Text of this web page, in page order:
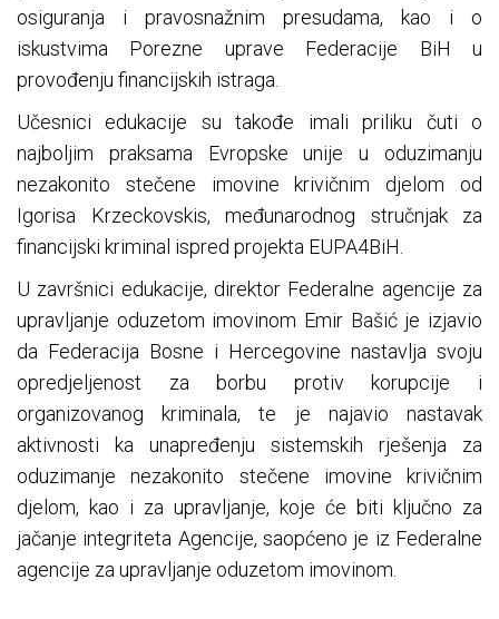
osiguranja i pravosnažnim presudama, kao i o
iskustvima Porezne uprave Federacije BiH u
provođenju financijskih istraga.
Učesnici edukacije su takođe imali priliku čuti o
najboljim praksama Evropske unije u oduzimanju
nezakonito stečene imovine krivičnim djelom od
Igorisa Krzeckovskis, međunarodnog stručnjak za
financijski kriminal ispred projekta EUPA4BiH.
U završnici edukacije, direktor Federalne agencije za
upravljanje oduzetom imovinom Emir Bašić je izjavio
da Federacija Bosne i Hercegovine nastavlja svoju
opredjeljenost za borbu protiv korupcije i
organizovanog kriminala, te je najavio nastavak
aktivnosti ka unapređenju sistemskih rješenja za
oduzimanje nezakonito stečene imovine krivičnim
djelom, kao i za upravljanje, koje će biti ključno za
jačanje integriteta Agencije, saopćeno je iz Federalne
agencije za upravljanje oduzetom imovinom.